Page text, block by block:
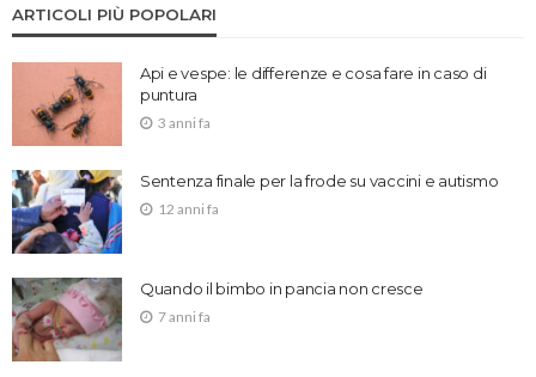
ARTICOLI PIÙ POPOLARI
Api e vespe: le differenze e cosa fare in caso di
puntura
3 anni fa
Sentenza finale per la frode su vaccini e autismo
12 anni fa
Quando il bimbo in pancia non cresce
7 anni fa